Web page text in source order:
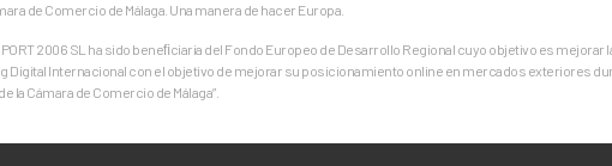
de Comercio de Málaga. Una manera de hacer Europa.
2006 SL ha sido beneﬁciaria del Fondo Europeo de Desarrollo Regional cuyo objetivo es
Digital Internacional con el objetivo de mejorar su posicionamiento online en mercados exteriores
la Cámara de Comercio de Málaga”.